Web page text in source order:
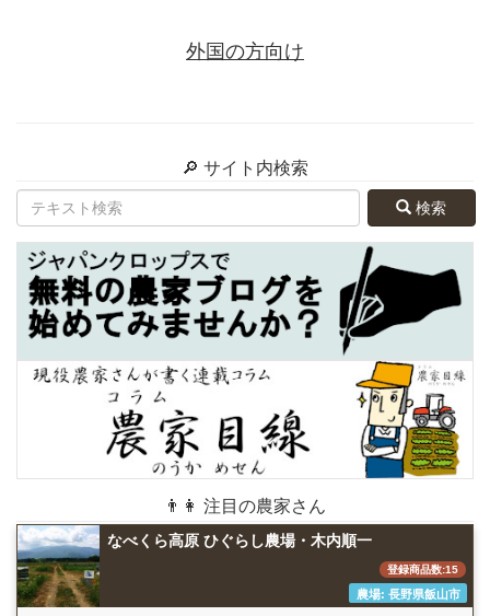
外国の方向け
🔎 サイト内検索
検索
👨👩 注目の農家さん
なべくら高原 ひぐらし農場・木内順一
登録商品数:15
農場: 長野県飯山市